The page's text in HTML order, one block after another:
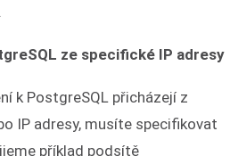
ze specifické IP adresy
k PostgreSQL přicházejí z
IP adresy, musíte specifikovat
příklad podsítě